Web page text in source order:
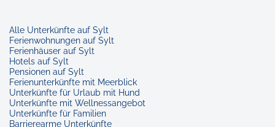
Alle Unterkünfte auf Sylt
Ferienwohnungen auf Sylt
Ferienhäuser auf Sylt
Hotels auf Sylt
Pensionen auf Sylt
Ferienunterkünfte mit Meerblick
Unterkünfte für Urlaub mit Hund
Unterkünfte mit Wellnessangebot
Unterkünfte für Familien
Barrierearme Unterkünfte